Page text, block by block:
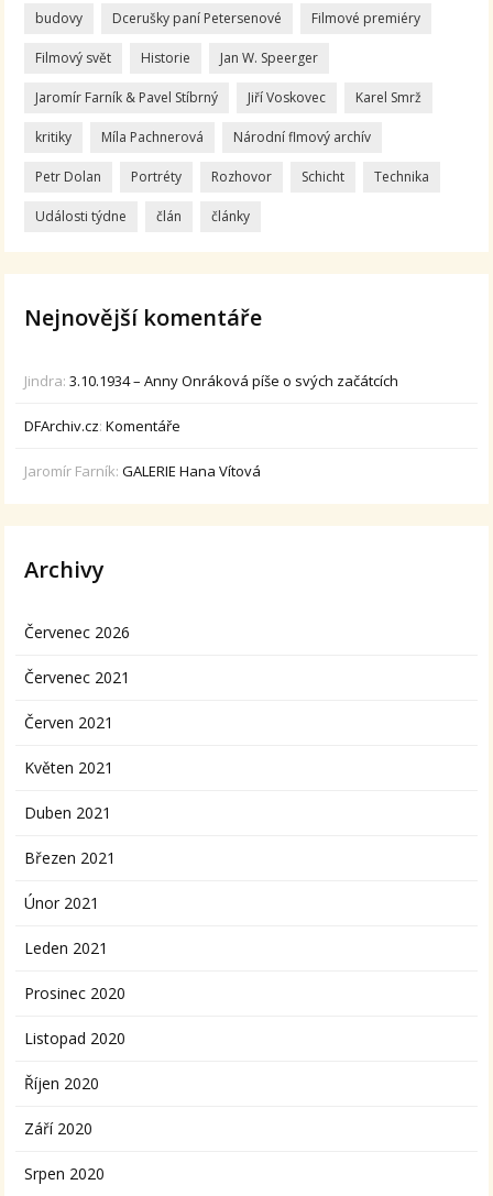
budovy Dcerušky paní Petersenové Filmové premiéry
Filmový svět Historie Jan W. Speerger
Jaromír Farník & Pavel Stíbrný Jiří Voskovec Karel Smrž
kritiky Míla Pachnerová Národní flmový archív
Petr Dolan Portréty Rozhovor Schicht Technika
Události týdne člán články
Nejnovější komentáře
Jindra:3.10.1934 – Anny Onráková píše o svých začátcích
DFArchiv.cz:Komentáře
Jaromír Farník:GALERIE Hana Vítová
Archivy
Červenec 2026
Červenec 2021
Červen 2021
Květen 2021
Duben 2021
Březen 2021
Únor 2021
Leden 2021
Prosinec 2020
Listopad 2020
Říjen 2020
Září 2020
Srpen 2020